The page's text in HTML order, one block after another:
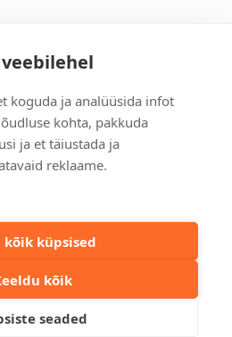
koguda ja analüüsida infot
kohta, pakkuda
ja et täiustada ja
reklaame.
kõik küpsised
kõik
seaded
kaitstud.